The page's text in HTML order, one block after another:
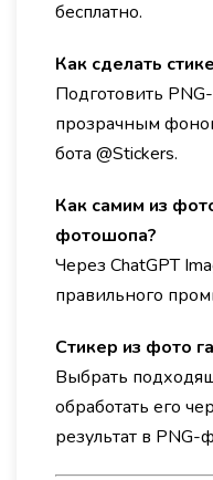
бесплатно.
Как сделать
Подготовить
прозрачным
бота @Stickers.
Как самим из
фотошопа?
Через ChatGPT
правильного
Стикер из фото
Выбрать
обработать его
результат в PNG-